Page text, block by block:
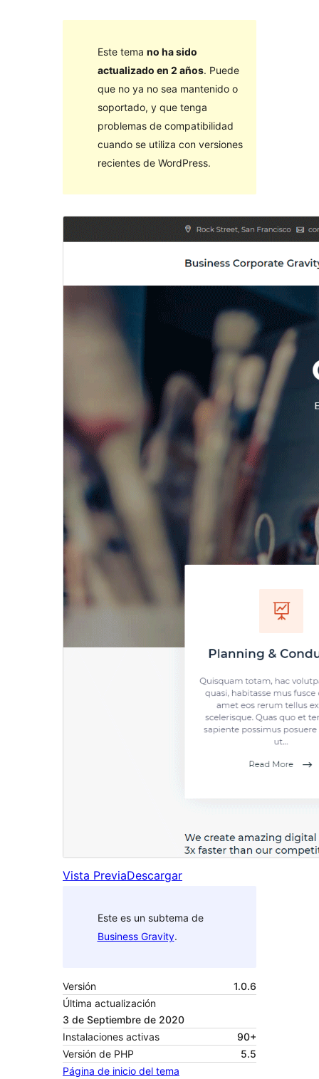
Este tema no ha sido
actualizado en 2 años. Puede
que no ya no sea mantenido o
soportado, y que tenga
problemas de compatibilidad
cuando se utiliza con versiones
recientes de WordPress.
Vista PreviaDescargar
Este es un subtema de
Business Gravity.
Versión
1.0.6
Última actualización
3 de Septiembre de 2020
Instalaciones activas
90+
Versión de PHP
5.5
Página de inicio del tema